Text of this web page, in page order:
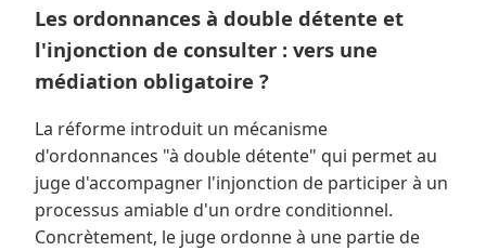
Les ordonnances à double détente et
l'injonction de consulter : vers une
médiation obligatoire ?
La réforme introduit un mécanisme
d'ordonnances "à double détente" qui permet au
juge d'accompagner l'injonction de participer à un
processus amiable d'un ordre conditionnel.
Concrètement, le juge ordonne à une partie de